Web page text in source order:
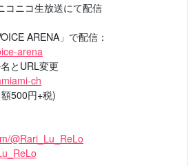
コニコ生放送にて配信
ARENA」で配信：
arena
とURL変更
ch
500円+税)
@Rari_Lu_ReLo